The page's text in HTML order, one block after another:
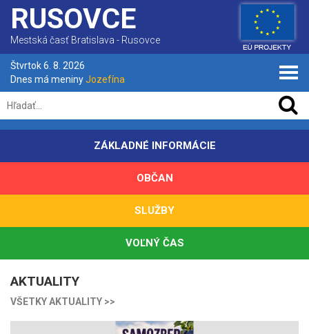
RUSOVCE
Mestská časť Bratislava - Rusovce
Štvrtok 6. 8. 2026
Dnes má meninyJozefína
ZÁKLADNÉ INFORMÁCIE
OBČAN
SLUŽBY
VOĽNÝ ČAS
AKTUALITY
VŠETKY AKTUALITY >>